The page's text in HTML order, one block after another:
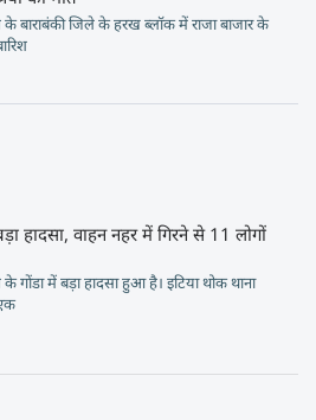
के बाराबंकी जिले के हरख ब्लॉक में राजा बाजार के
हादसा, वाहन नहर में गिरने से 11 लोगों
के गोंडा में बड़ा हादसा हुआ है। इटिया थोक थाना